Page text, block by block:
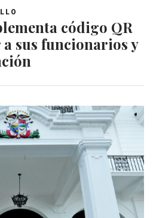
código QR
sus funcionarios y